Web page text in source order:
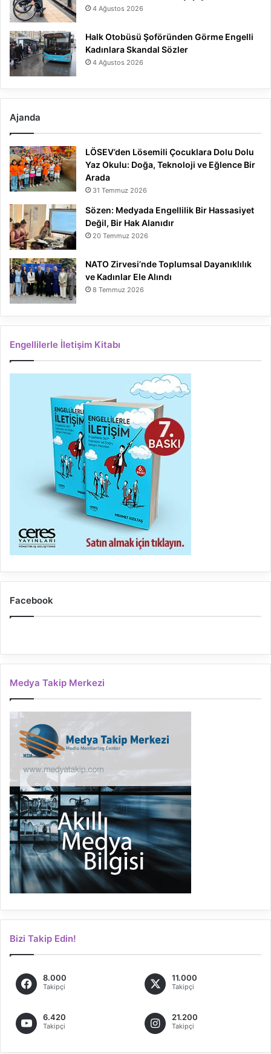
4 Ağustos 2026
Halk Otobüsü Şoföründen Görme Engelli
Kadınlara Skandal Sözler
4 Ağustos 2026
Ajanda
LÖSEV’den Lösemili Çocuklara Dolu Dolu
Yaz Okulu: Doğa, Teknoloji ve Eğlence Bir
Arada
31 Temmuz 2026
Sözen: Medyada Engellilik Bir Hassasiyet
Değil, Bir Hak Alanıdır
20 Temmuz 2026
NATO Zirvesi’nde Toplumsal Dayanıklılık
ve Kadınlar Ele Alındı
8 Temmuz 2026
Engellilerle İletişim Kitabı
Facebook
Medya Takip Merkezi
Bizi Takip Edin!
8.000
Takipçi
11.000
Takipçi
6.420
Takipçi
21.200
Takipçi